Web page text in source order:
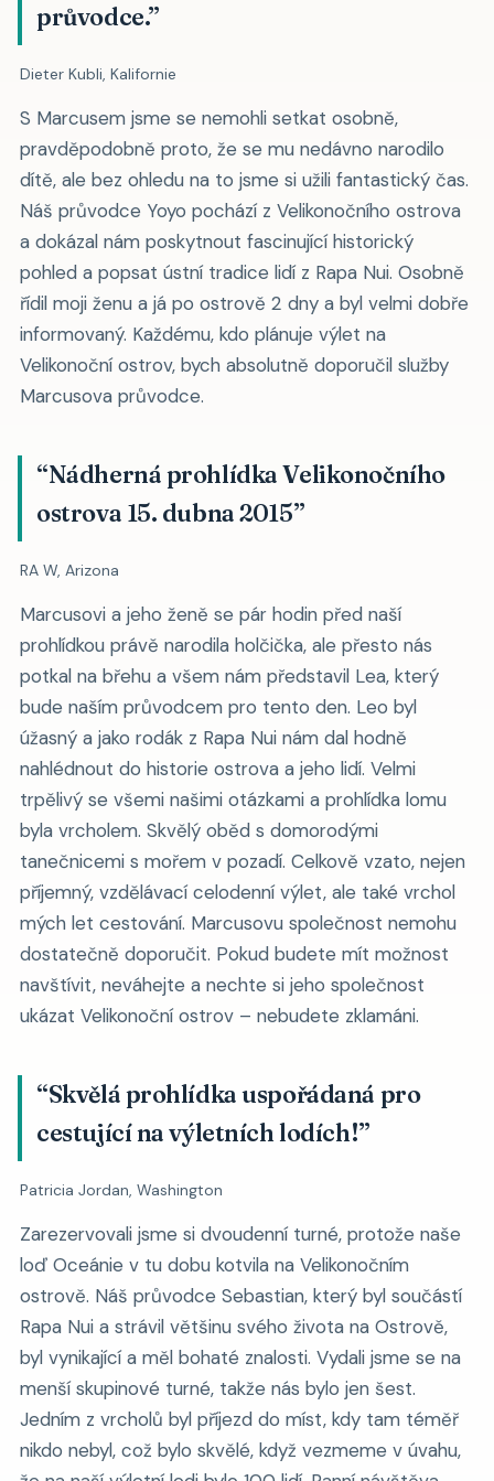
průvodce.”
Dieter Kubli, Kalifornie
S Marcusem jsme se nemohli setkat osobně,
pravděpodobně proto, že se mu nedávno narodilo
dítě, ale bez ohledu na to jsme si užili fantastický čas.
Náš průvodce Yoyo pochází z Velikonočního ostrova
a dokázal nám poskytnout fascinující historický
pohled a popsat ústní tradice lidí z Rapa Nui. Osobně
řídil moji ženu a já po ostrově 2 dny a byl velmi dobře
informovaný. Každému, kdo plánuje výlet na
Velikonoční ostrov, bych absolutně doporučil služby
Marcusova průvodce.
“Nádherná prohlídka Velikonočního
ostrova 15. dubna 2015”
RA W, Arizona
Marcusovi a jeho ženě se pár hodin před naší
prohlídkou právě narodila holčička, ale přesto nás
potkal na břehu a všem nám představil Lea, který
bude naším průvodcem pro tento den. Leo byl
úžasný a jako rodák z Rapa Nui nám dal hodně
nahlédnout do historie ostrova a jeho lidí. Velmi
trpělivý se všemi našimi otázkami a prohlídka lomu
byla vrcholem. Skvělý oběd s domorodými
tanečnicemi s mořem v pozadí. Celkově vzato, nejen
příjemný, vzdělávací celodenní výlet, ale také vrchol
mých let cestování. Marcusovu společnost nemohu
dostatečně doporučit. Pokud budete mít možnost
navštívit, neváhejte a nechte si jeho společnost
ukázat Velikonoční ostrov – nebudete zklamáni.
“Skvělá prohlídka uspořádaná pro
cestující na výletních lodích!”
Patricia Jordan, Washington
Zarezervovali jsme si dvoudenní turné, protože naše
loď Oceánie v tu dobu kotvila na Velikonočním
ostrově. Náš průvodce Sebastian, který byl součástí
Rapa Nui a strávil většinu svého života na Ostrově,
byl vynikající a měl bohaté znalosti. Vydali jsme se na
menší skupinové turné, takže nás bylo jen šest.
Jedním z vrcholů byl příjezd do míst, kdy tam téměř
nikdo nebyl, což bylo skvělé, když vezmeme v úvahu,